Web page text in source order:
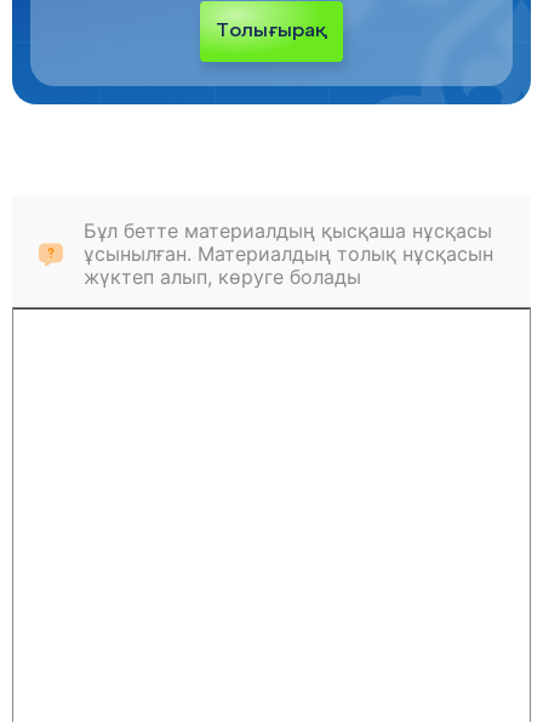
Толығырақ
Бұл бетте материалдың қысқаша нұсқасы
ұсынылған. Материалдың толық нұсқасын
жүктеп алып, көруге болады